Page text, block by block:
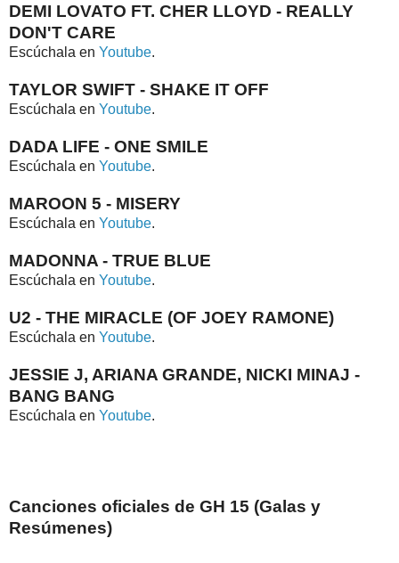
DEMI LOVATO FT. CHER LLOYD - REALLY
DON'T CARE
Escúchala en Youtube.
TAYLOR SWIFT - SHAKE IT OFF
Escúchala en Youtube.
DADA LIFE - ONE SMILE
Escúchala en Youtube.
MAROON 5 - MISERY
Escúchala en Youtube.
MADONNA - TRUE BLUE
Escúchala en Youtube.
U2 - THE MIRACLE (OF JOEY RAMONE)
Escúchala en Youtube.
JESSIE J, ARIANA GRANDE, NICKI MINAJ -
BANG BANG
Escúchala en Youtube.
Canciones oficiales de GH 15 (Galas y
Resúmenes)